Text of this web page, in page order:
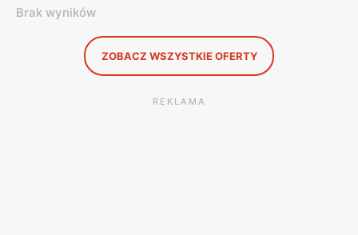
Brak wyników
ZOBACZ WSZYSTKIE OFERTY
REKLAMA